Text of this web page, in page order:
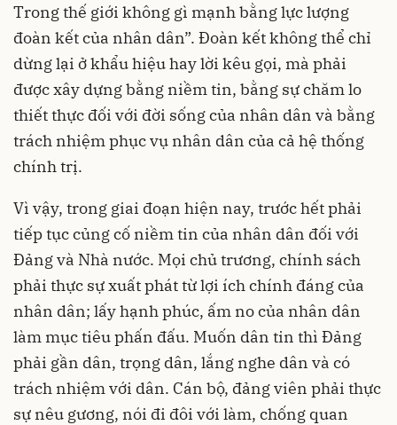
Trong thế giới không gì mạnh bằng lực lượng
đoàn kết của nhân dân”. Đoàn kết không thể chỉ
dừng lại ở khẩu hiệu hay lời kêu gọi, mà phải
được xây dựng bằng niềm tin, bằng sự chăm lo
thiết thực đối với đời sống của nhân dân và bằng
trách nhiệm phục vụ nhân dân của cả hệ thống
chính trị.
Vì vậy, trong giai đoạn hiện nay, trước hết phải
tiếp tục củng cố niềm tin của nhân dân đối với
Đảng và Nhà nước. Mọi chủ trương, chính sách
phải thực sự xuất phát từ lợi ích chính đáng của
nhân dân; lấy hạnh phúc, ấm no của nhân dân
làm mục tiêu phấn đấu. Muốn dân tin thì Đảng
phải gần dân, trọng dân, lắng nghe dân và có
trách nhiệm với dân. Cán bộ, đảng viên phải thực
sự nêu gương, nói đi đôi với làm, chống quan